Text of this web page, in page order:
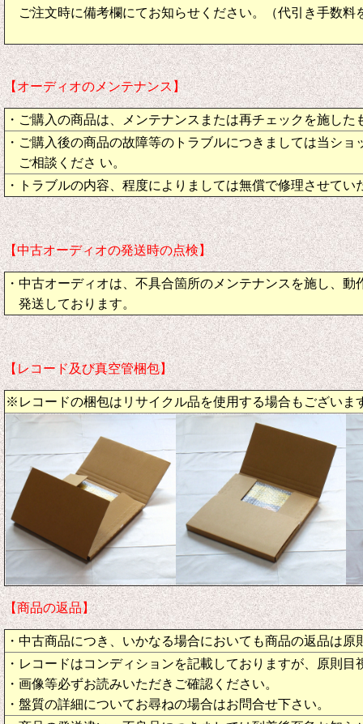
ご注文時に備考欄にてお知らせください。（代引き手数料
【オーディオのメンテナンス】
・ご購入の商品は、メンテナンスまたは再チェックを施し
・ご購入後の商品の故障等のトラブルにつきましては当ショ
ご相談くださ い。
・トラブルの内容、程度によりましては無償で修理させてい
【中古オーディオの発送時の点検】
・中古オーディオは、不具合箇所のメンテナンスを施し、動
発送しております。
【レコード及び真空管梱包】
※レコードの梱包はリサイクル品を使用する場合もございま
【商品の返品】
・中古商品につき、いかなる場合においても商品の返品は原
・レコードはコンディションを記載しておりますが、原則目
・画像等必ずお読みいただきご確認ください。
・盤質の詳細についてお尋ねの場合はお問合せ下さい。